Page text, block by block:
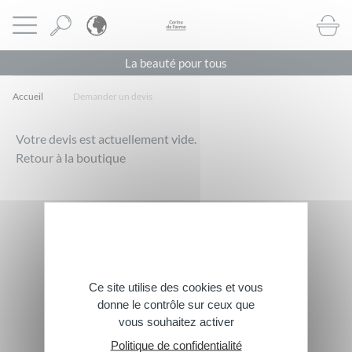
Ouvrir le menu CORINE DE FARME BE
La beauté pour tous
Accueil Demander un devis
Votre devis est actuellement vide.
Retour à la boutique
Suivez-nous
Contactez-nous
Ce site utilise des cookies et vous
donne le contrôle sur ceux que
vous souhaitez activer
Politique de confidentialité